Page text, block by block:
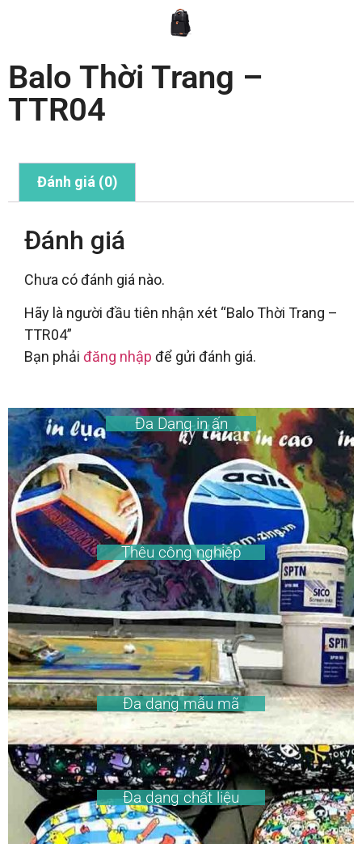
Balo Thời Trang –
TTR04
Đánh giá (0)
Đánh giá
Chưa có đánh giá nào.
Hãy là người đầu tiên nhận xét “Balo Thời Trang –
TTR04”
Bạn phải đăng nhập để gửi đánh giá.
Đa Dạng in ấn
Thêu công nghiệp
Đa dạng mẫu mã
Đa dạng chất liệu